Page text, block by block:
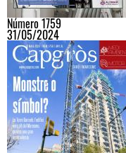
Número 1759
31/05/2024